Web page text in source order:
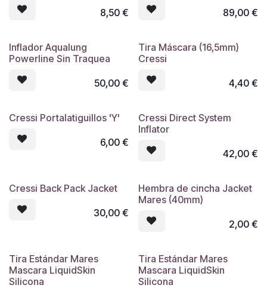
8,50€ 89,00€
Inflador Aqualung
Powerline Sin Traquea
50,00€
Tira Máscara (16,5mm)
Cressi
4,40€
Cressi Portalatiguillos 'Y'
6,00€
Cressi Direct System
Inflator
42,00€
Cressi Back Pack Jacket
30,00€
Hembra de cincha Jacket
Mares (40mm)
2,00€
Tira Estándar Mares
Mascara LiquidSkin
Silicona
Tira Estándar Mares
Mascara LiquidSkin
Silicona